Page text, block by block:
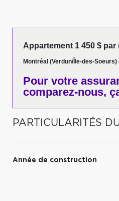
Appartement 1 450 $ par
Montréal (Verdun/Île-des-Soeurs)
Pour votre
comparez-nous,
PARTICULARITÉS
Année de construction